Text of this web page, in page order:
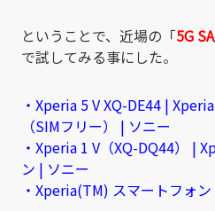
ということで、近場の「5G SA
で試してみる事にした。
・Xperia 5 V XQ-DE44 |
（SIMフリー） | ソニー
・Xperia 1 V（XQ-DQ44） |
ン | ソニー
・Xperia(TM) スマートフォ